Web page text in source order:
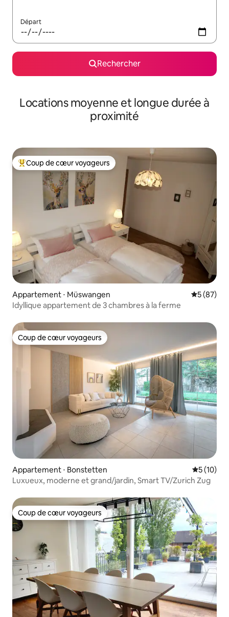
Départ
Rechercher
Locations moyenne et longue durée à
proximité
Coups de cœur voyageurs les plus appréciés
Coup de cœur voyageurs
Appartement ⋅ Müswangen
5 (87)
Idyllique appartement de 3 chambres à la ferme
Coup de cœur voyageurs
Coup de cœur voyageurs
Appartement ⋅ Bonstetten
5 (10)
Luxueux, moderne et grand/jardin, Smart TV/Zurich Zug
Coup de cœur voyageurs
Coup de cœur voyageurs